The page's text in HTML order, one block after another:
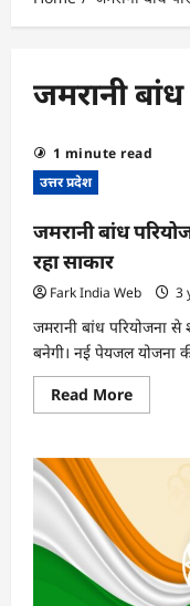
जमरानी
1 minute read
उत्तर प्रदेश
जमरानी बांध
रहा साकार
Fark India Web 3
जमरानी बांध
बनेगी। नई पेयजल योजना
Read MoreRead
more
बांध
का
इंतजार…
होने
जा
रहा
साकार